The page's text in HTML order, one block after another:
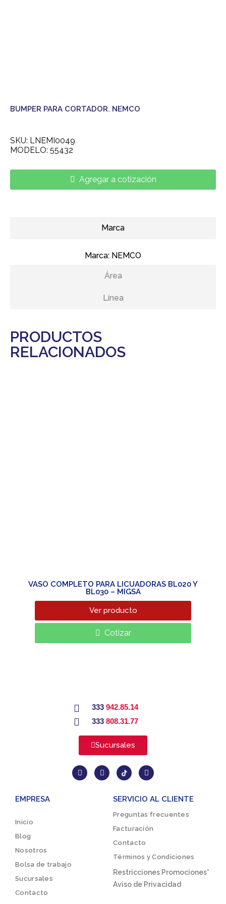
BUMPER PARA CORTADOR. NEMCO
SKU: LNEMI0049
MODELO: 55432
Agregar a cotización
Marca
Marca: NEMCO
Área
Línea
PRODUCTOS
RELACIONADOS
VASO COMPLETO PARA LICUADORAS BL020 Y
BL030 – MIGSA
Ver producto
Cotizar
333 942.85.14
333 808.31.77
Sucursales
EMPRESA
Inicio
Blog
Nosotros
Bolsa de trabajo
Sucursales
Contacto
SERVICIO AL CLIENTE
Preguntas frecuentes
Facturación
Contacto
Términos y Condiciones
Restricciones Promociones*
Aviso de Privacidad